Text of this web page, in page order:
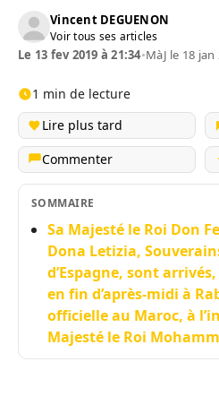
Vincent DEGUENON
Voir tous ses articles
Le 13 fev 2019 à 21:34•MàJ le 18 jan
1 min de lecture
Lire plus tard
Commenter
SOMMAIRE
Sa Majesté le Roi Don
Dona Letizia,
d’Espagne, sont
en fin d’après-midi à
officielle au Maroc, à
Majesté le Roi